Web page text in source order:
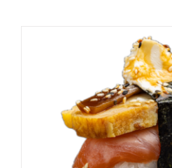
DODAJ DO KOSZYKA